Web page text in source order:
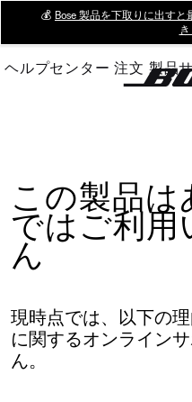
Main
💰 Bose 製品を下取りに出す
き
ヘルプセンター 注文 製品
この製品
ではご利用
ん
現時点では、以下の
に関するオンライン
ん。